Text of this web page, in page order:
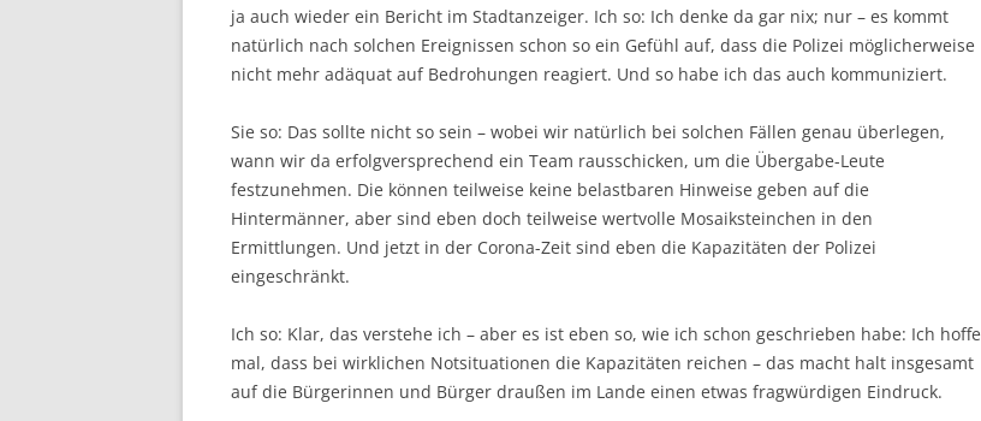
ja auch wieder ein Bericht im Stadtanzeiger. Ich so: Ich denke da gar nix; nur – es kommt
natürlich nach solchen Ereignissen schon so ein Gefühl auf, dass die Polizei möglicherweise
nicht mehr adäquat auf Bedrohungen reagiert. Und so habe ich das auch kommuniziert.
Sie so: Das sollte nicht so sein – wobei wir natürlich bei solchen Fällen genau überlegen,
wann wir da erfolgversprechend ein Team rausschicken, um die Übergabe-Leute
festzunehmen. Die können teilweise keine belastbaren Hinweise geben auf die
Hintermänner, aber sind eben doch teilweise wertvolle Mosaiksteinchen in den
Ermittlungen. Und jetzt in der Corona-Zeit sind eben die Kapazitäten der Polizei
eingeschränkt.
Ich so: Klar, das verstehe ich – aber es ist eben so, wie ich schon geschrieben habe: Ich hoffe
mal, dass bei wirklichen Notsituationen die Kapazitäten reichen – das macht halt insgesamt
auf die Bürgerinnen und Bürger draußen im Lande einen etwas fragwürdigen Eindruck.